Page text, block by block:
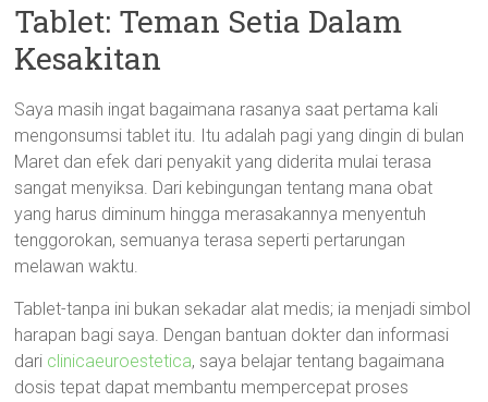
Tablet: Teman Setia Dalam
Kesakitan
Saya masih ingat bagaimana rasanya saat pertama kali
mengonsumsi tablet itu. Itu adalah pagi yang dingin di bulan
Maret dan efek dari penyakit yang diderita mulai terasa
sangat menyiksa. Dari kebingungan tentang mana obat
yang harus diminum hingga merasakannya menyentuh
tenggorokan, semuanya terasa seperti pertarungan
melawan waktu.
Tablet-tanpa ini bukan sekadar alat medis; ia menjadi simbol
harapan bagi saya. Dengan bantuan dokter dan informasi
dari clinicaeuroestetica, saya belajar tentang bagaimana
dosis tepat dapat membantu mempercepat proses